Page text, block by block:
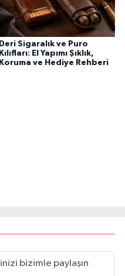
Deri Sigaralık ve Puro
Kılıfları: El Yapımı Şıklık,
Koruma ve Hediye Rehberi